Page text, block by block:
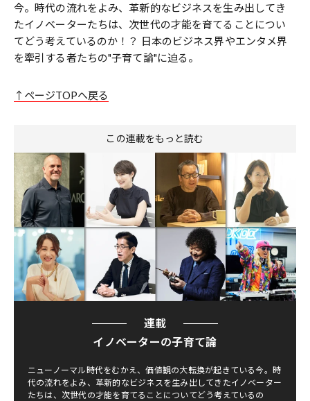
今。時代の流れをよみ、革新的なビジネスを生み出してき
たイノベーターたちは、次世代の才能を育てることについ
てどう考えているのか！？ 日本のビジネス界やエンタメ界
を牽引する者たちの"子育て論"に迫る。
↑ページTOPへ戻る
この連載をもっと読む
連載
イノベーターの子育て論
ニューノーマル時代をむかえ、価値観の大転換が起きている今。時
代の流れをよみ、革新的なビジネスを生み出してきたイノベーター
たちは、次世代の才能を育てることについてどう考えているの